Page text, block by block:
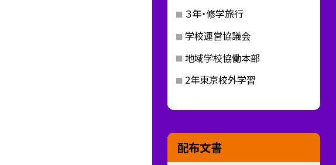
３年・修学旅行
学校運営協議会
地域学校協働本部
2年東京校外学習
配布文書